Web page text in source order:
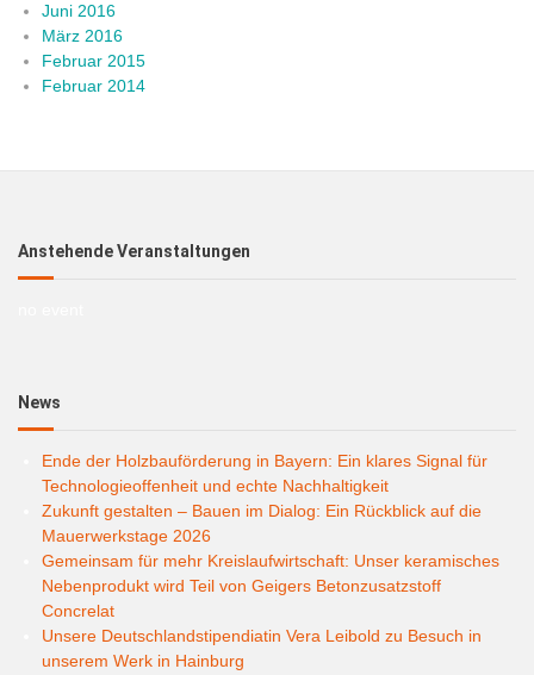
Juni 2016
März 2016
Februar 2015
Februar 2014
Anstehende Veranstaltungen
News
Ende der Holzbauförderung in Bayern: Ein klares Signal für
Technologieoffenheit und echte Nachhaltigkeit
Zukunft gestalten – Bauen im Dialog: Ein Rückblick auf die
Mauerwerkstage 2026
Gemeinsam für mehr Kreislaufwirtschaft: Unser keramisches
Nebenprodukt wird Teil von Geigers Betonzusatzstoff
Concrelat
Unsere Deutschlandstipendiatin Vera Leibold zu Besuch in
unserem Werk in Hainburg